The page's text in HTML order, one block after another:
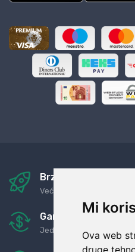
Mi
Ova web
druge
Brza i sigurna
Već za nekoliko dana kod
Garancija u povrat
Jednostavno pravilo: